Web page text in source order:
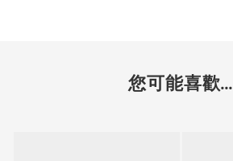
您可能喜歡...